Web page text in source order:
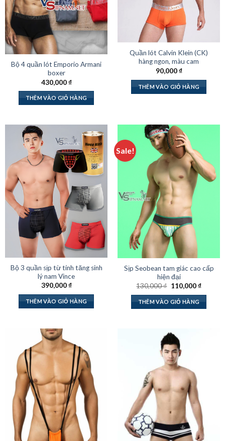
Bộ 4 quần lót Emporio Armani
boxer
430,000₫
THÊM VÀO GIỎ HÀNG
Quần lót Calvin Klein (CK)
hàng ngon, màu cam
90,000₫
THÊM VÀO GIỎ HÀNG
Bộ 3 quần sịp từ tính tăng sinh
lý nam Vince
390,000₫
THÊM VÀO GIỎ HÀNG
Sale!
Sịp Seobean tam giác cao cấp
hiện đại
130,000₫ Giá
là:
130,000 ₫.
110,000₫Giá
THÊM VÀO GIỎ HÀNG